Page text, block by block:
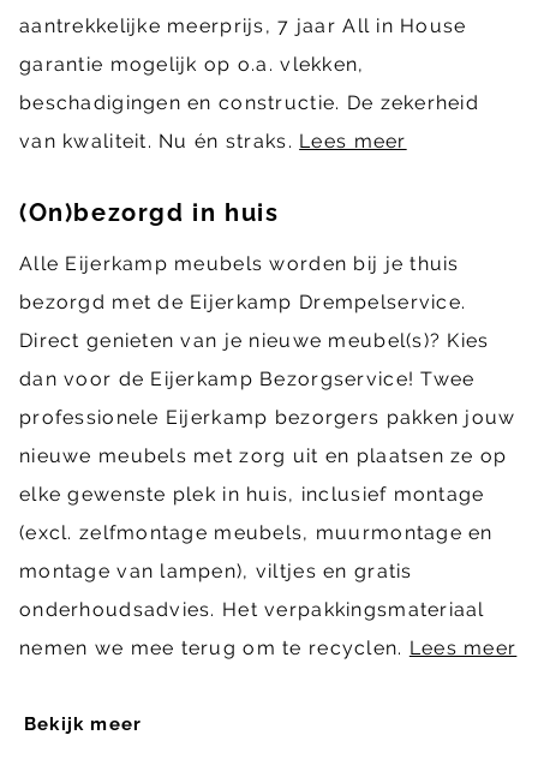
Bekijk meer
aantrekkelijke meerprijs, 7 jaar All in House
garantie mogelijk op o.a. vlekken,
beschadigingen en constructie. De zekerheid
van kwaliteit. Nu én straks. Lees meer
(On)bezorgd in huis
Alle Eijerkamp meubels worden bij je thuis
bezorgd met de Eijerkamp Drempelservice.
Direct genieten van je nieuwe meubel(s)? Kies
dan voor de Eijerkamp Bezorgservice! Twee
professionele Eijerkamp bezorgers pakken jouw
nieuwe meubels met zorg uit en plaatsen ze op
elke gewenste plek in huis, inclusief montage
(excl. zelfmontage meubels, muurmontage en
montage van lampen), viltjes en gratis
onderhoudsadvies. Het verpakkingsmateriaal
nemen we mee terug om te recyclen. Lees meer